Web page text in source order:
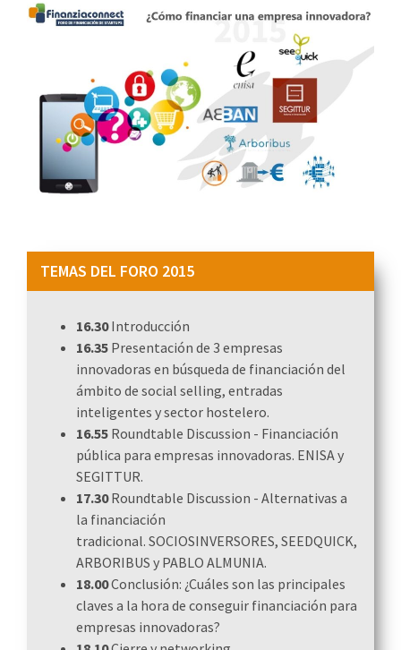
TEMAS DEL FORO 2015
16.30Introducción
16.35 Presentación de 3 empresas
innovadoras en búsqueda de financiación del
ámbito de social selling, entradas
inteligentes y sector hostelero.
16.55 Roundtable Discussion - Financiación
pública para empresas innovadoras. ENISA y
SEGITTUR.
17.30Roundtable Discussion - Alternativas a
la financiación
tradicional. SOCIOSINVERSORES, SEEDQUICK,
ARBORIBUS y PABLO ALMUNIA.
18.00Conclusión: ¿Cuáles son las principales
claves a la hora de conseguir financiación para
empresas innovadoras?